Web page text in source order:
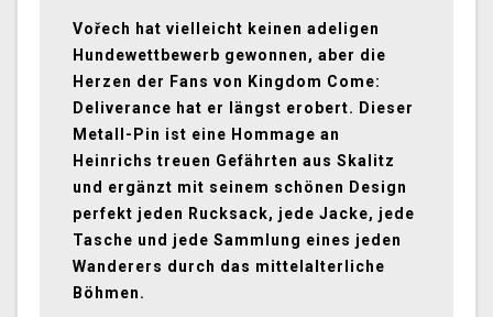
Vořech hat vielleicht keinen adeligen
Hundewettbewerb gewonnen, aber die
Herzen der Fans von Kingdom Come:
Deliverance hat er längst erobert. Dieser
Metall-Pin ist eine Hommage an
Heinrichs treuen Gefährten aus Skalitz
und ergänzt mit seinem schönen Design
perfekt jeden Rucksack, jede Jacke, jede
Tasche und jede Sammlung eines jeden
Wanderers durch das mittelalterliche
Böhmen.